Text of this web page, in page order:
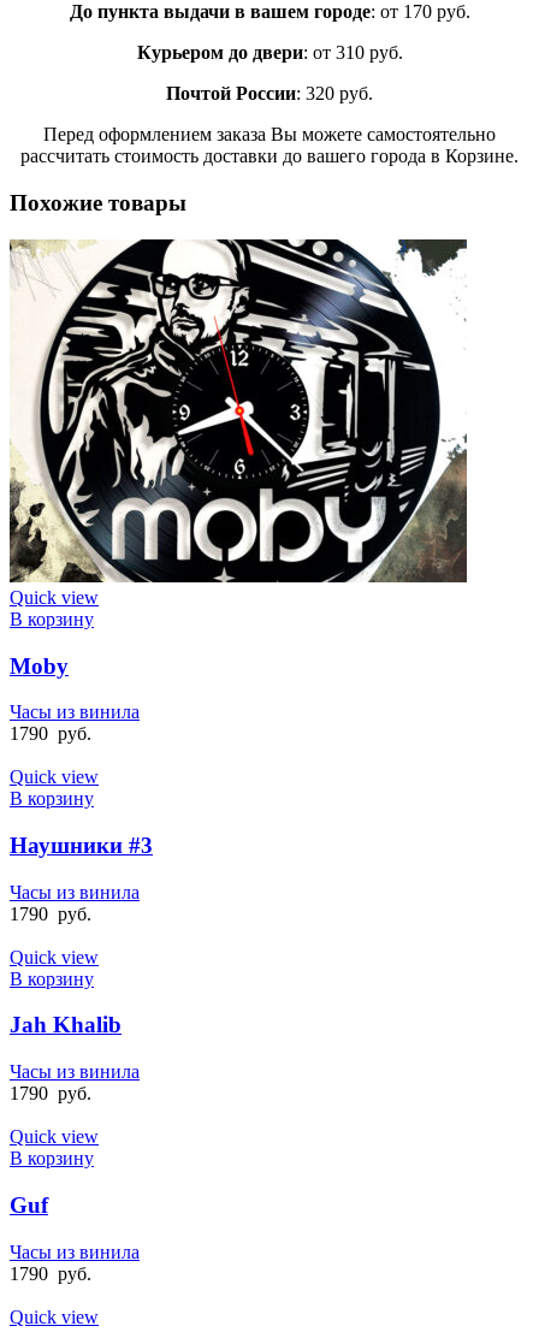
До пункта выдачи в вашем городе: от 170 руб.
Курьером до двери: от 310 руб.
Почтой России: 320 руб.
Перед оформлением заказа Вы можете самостоятельно
рассчитать стоимость доставки до вашего города в Корзине.
Похожие товары
Quick view
В корзину
Moby
Часы из винила
1790 руб.
Quick view
В корзину
Наушники #3
Часы из винила
1790 руб.
Quick view
В корзину
Jah Khalib
Часы из винила
1790 руб.
Quick view
В корзину
Guf
Часы из винила
1790 руб.
Quick view